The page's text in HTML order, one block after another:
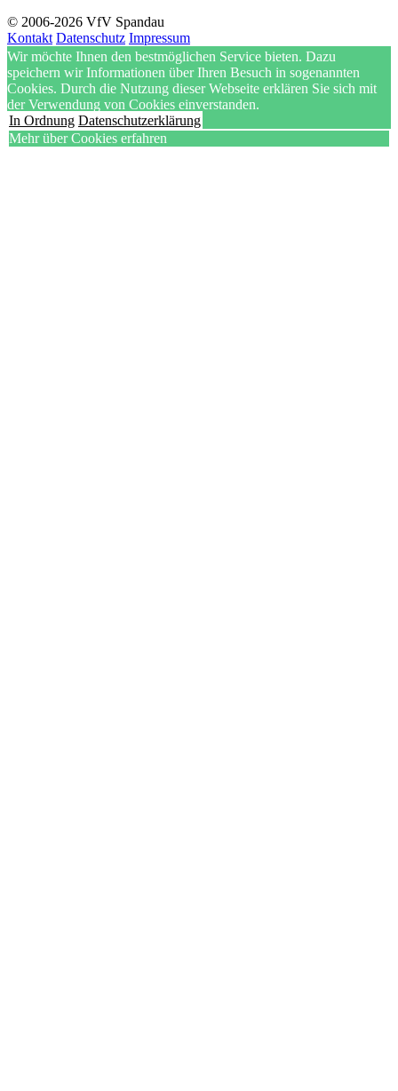
© 2006-2026 VfV Spandau
Kontakt Datenschutz Impressum
Wir möchte Ihnen den bestmöglichen Service bieten. Dazu
speichern wir Informationen über Ihren Besuch in sogenannten
Cookies. Durch die Nutzung dieser Webseite erklären Sie sich mit
der Verwendung von Cookies einverstanden.
In Ordnung Datenschutzerklärung
Mehr über Cookies erfahren